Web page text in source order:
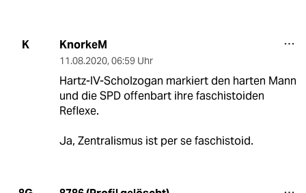
K KnorkeM
11.08.2020, 06:59 Uhr
Hartz-IV-Scholzogan markiert den harten Mann
und die SPD offenbart ihre faschistoiden
Reflexe.
Ja, Zentralismus ist per se faschistoid.